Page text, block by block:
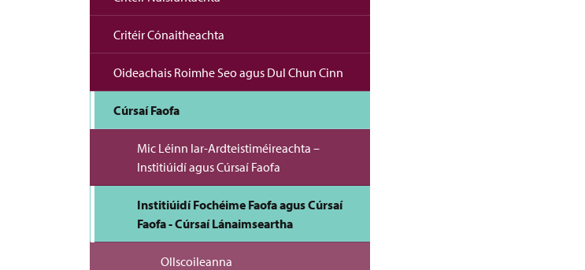
Critéir Cónaitheachta
Oideachais Roimhe Seo agus Dul Chun Cinn
Cúrsaí Faofa
Mic Léinn Iar-Ardteistiméireachta –
Institiúidí agus Cúrsaí Faofa
Institiúidí Fochéime Faofa agus Cúrsaí
Faofa - Cúrsaí Lánaimseartha
Ollscoileanna